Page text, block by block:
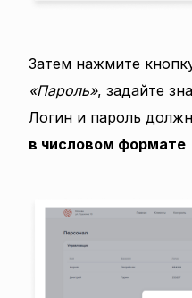
Затем нажмите
«Пароль», задайте
Логин и пароль
в числовом формате